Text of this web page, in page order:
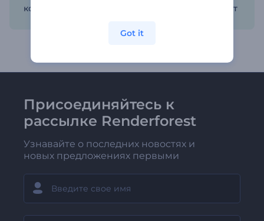
контента, который информирует и вдохновляет
Присоединяйтесь к
рассылке Renderforest
Узнавайте о последних новостях и
новых предложениях первыми
Got it